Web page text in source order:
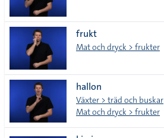
frukt
Mat och dryck > frukter
hallon
Växter > träd och buskar
Mat och dryck > frukter